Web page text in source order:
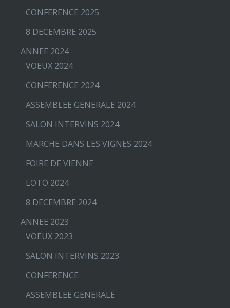
CONFERENCE 2025
8 DECEMBRE 2025
ANNEE 2024
VOEUX 2024
CONFERENCE 2024
ASSEMBLEE GENERALE 2024
SALON INTERVINS 2024
MARCHE DANS LES VIGNES 2024
FOIRE DE VIENNE
LOTO 2024
8 DECEMBRE 2024
ANNEE 2023
VOEUX 2023
SALON INTERVINS 2023
CONFERENCE
ASSEMBLEE GENERALE